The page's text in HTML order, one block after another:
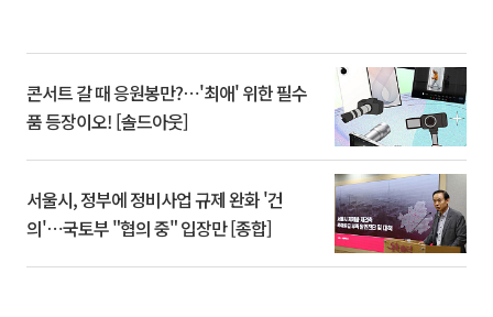
콘서트 갈 때 응원봉만?⋯'최애' 위한 필수
품 등장이오! [솔드아웃]
서울시, 정부에 정비사업 규제 완화 '건
의'⋯국토부 "협의 중" 입장만 [종합]